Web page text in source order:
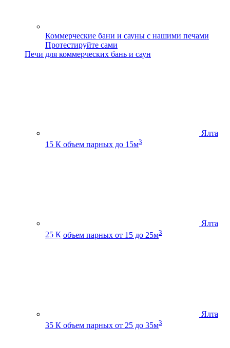
Коммерческие бани и сауны с нашими печами
Протестируйте сами
Печи для коммерческих бань и саун
Ялта
15 К объем парных до 15м3
Ялта
25 К объем парных от 15 до 25м3
Ялта
35 К объем парных от 25 до 35м3